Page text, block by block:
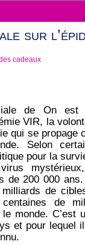
sur
cadeaux
de On est
VIR, la
qui se propage
Selon
pour la
de 200 000
milliards de
de
monde. C’est
et pour lequel